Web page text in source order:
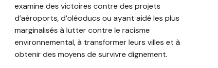
examine des victoires contre des projets
d’aéroports, d’oléoducs ou ayant aidé les plus
marginalisés à lutter contre le racisme
environnemental, à transformer leurs villes et à
obtenir des moyens de survivre dignement.